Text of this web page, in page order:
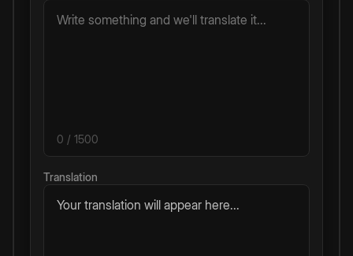
0 / 1500
Translation
Your translation will appear here...